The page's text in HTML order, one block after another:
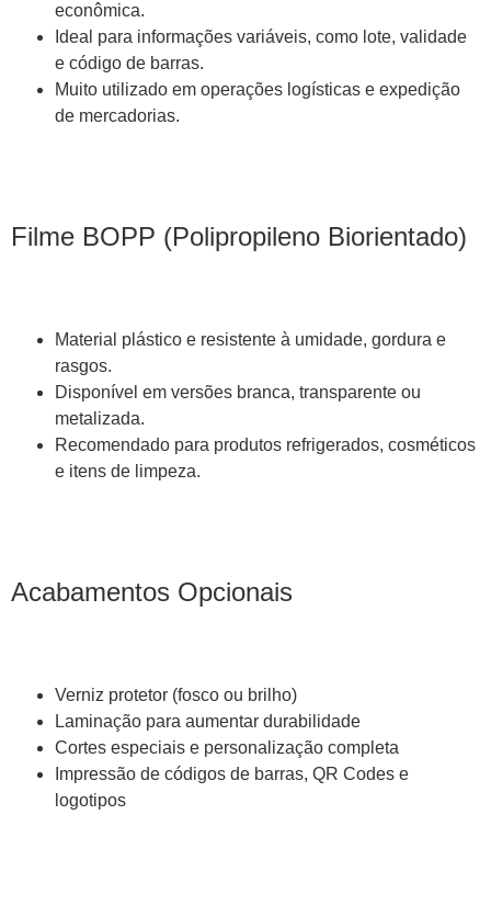
econômica.
Ideal para informações variáveis, como lote, validade
e código de barras.
Muito utilizado em operações logísticas e expedição
de mercadorias.
Filme BOPP (Polipropileno Biorientado)
Material plástico e resistente à umidade, gordura e
rasgos.
Disponível em versões branca, transparente ou
metalizada.
Recomendado para produtos refrigerados, cosméticos
e itens de limpeza.
Acabamentos Opcionais
Verniz protetor (fosco ou brilho)
Laminação para aumentar durabilidade
Cortes especiais e personalização completa
Impressão de códigos de barras, QR Codes e
logotipos